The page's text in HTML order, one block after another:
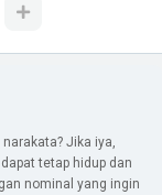
Jika iya,
tetap hidup dan
nominal yang ingin